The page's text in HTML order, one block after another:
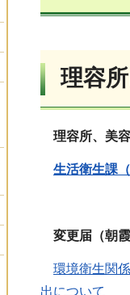
理容
理容所、美容
生活衛生課
変更届（朝霞
環境衛生関
出について